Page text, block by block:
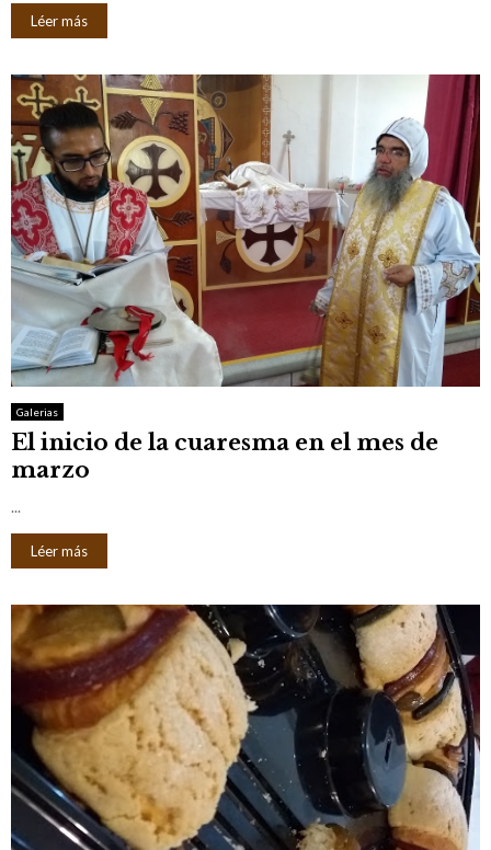
Léer más
Galerias
El inicio de la cuaresma en el mes de
marzo
...
Léer más